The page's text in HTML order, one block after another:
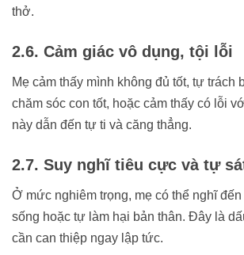
thở.
2.6. Cảm giác vô dụng, tội lỗi
Mẹ cảm thấy mình không đủ tốt, tự trách
chăm sóc con tốt, hoặc cảm thấy có lỗi
này dẫn đến tự ti và căng thẳng.
2.7. Suy nghĩ tiêu cực và tự
Ở mức nghiêm trọng, mẹ có thể nghĩ
sống hoặc tự làm hại bản thân. Đây là
cần can thiệp ngay lập tức.